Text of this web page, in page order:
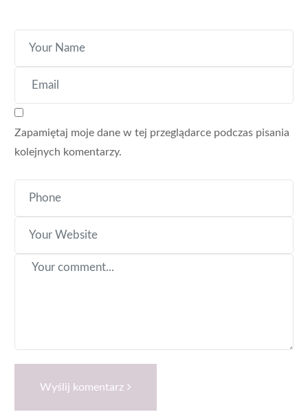
Zapamiętaj moje dane w tej przeglądarce podczas pisania
kolejnych komentarzy.
Wyślij komentarz